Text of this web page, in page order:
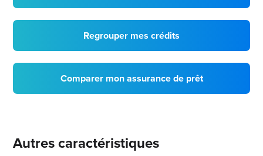
Regrouper mes crédits
Comparer mon assurance de prêt
Autres caractéristiques